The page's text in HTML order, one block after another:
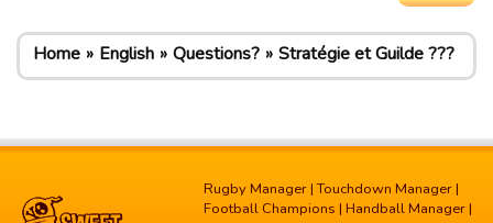
Home English Questions? Stratégie et Guilde ???
Rugby Manager |Touchdown Manager |
Football Champions | Handball Manager |